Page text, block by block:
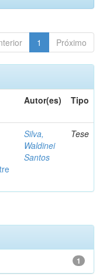
1 Próximo
Autor(es) Tipo
Silva,
Waldinei
Santos
Tese
1